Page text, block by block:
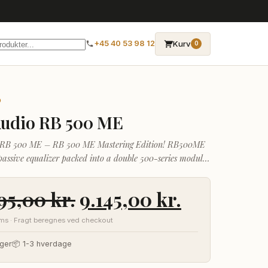
+45 40 53 98 12 Kurv 0
RB 500 ME
500 ME – RB 500 ME Mastering Edition! RB500ME
equalizer packed into a double 500-series module.
kr.Den
oprindelige
pris
var:
9.145,00 kr.
aktuelle
pris
er:
· Fragt beregnes ved checkout
📦 1-3 hverdage